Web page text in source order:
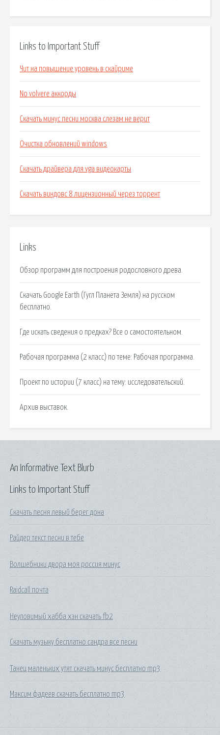
Links to Important Stuff
Чит на повышение уровень в скайриме
No volvere аккорды
Скачать минус песни москва слезам не верит
Очистка обновлений windows
Скачать драйвера для vga видеокарты
Скачать виндовс 8 лицензионный через торрент
Links
Обзор программ для построения родословного древа.
Скачать Google Earth (Гугл Планета Земля) на русском
бесплатно.
Где искать сведения о предках? Все о самостоятельном.
Рабочая программа (2 класс) по теме: Рабочая программа.
Проект по истории (7 класс) на тему: исследовательский.
Архив выставок.
Links to Important Stuff
Скачать песня левый берег дона
Райдер текст песни в тебе
Волшебники двора моя россия минус
Raidcall почта
Неуловимый хабба хэн скачать fb2
Скачать музыку бесплатно сандра все песни
Танец маленьких утят скачать минус бесплатно mp3
Максим фадеев скачать бесплатно mp3
An Informative Text Blurb